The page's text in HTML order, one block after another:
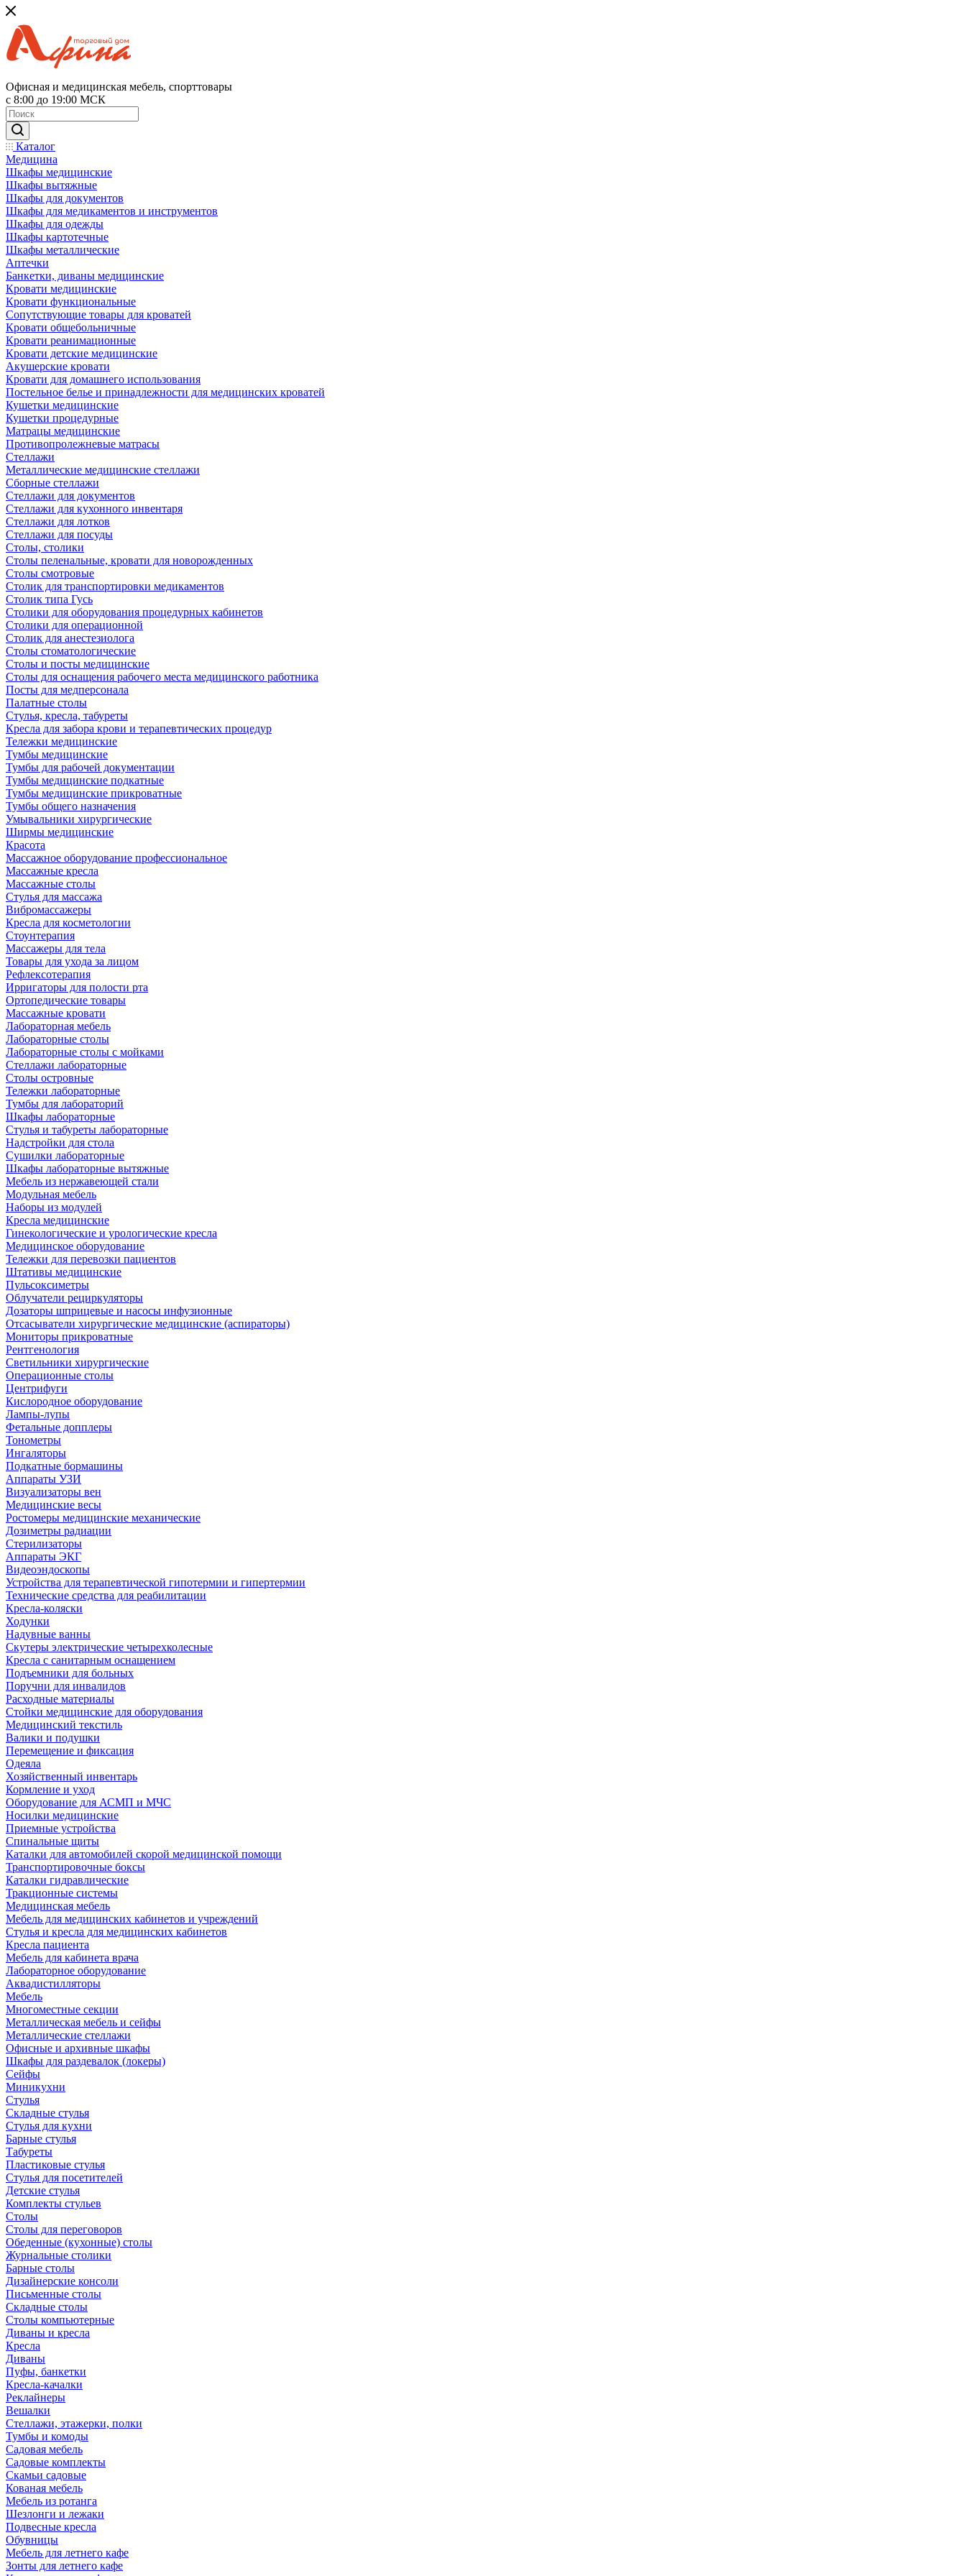
Офисная и медицинская мебель, спорттовары
с 8:00 до 19:00 МСК
Каталог
Медицина
Шкафы медицинские
Шкафы вытяжные
Шкафы для документов
Шкафы для медикаментов и инструментов
Шкафы для одежды
Шкафы картотечные
Шкафы металлические
Аптечки
Банкетки, диваны медицинские
Кровати медицинские
Кровати функциональные
Сопутствующие товары для кроватей
Кровати общебольничные
Кровати реанимационные
Кровати детские медицинские
Акушерские кровати
Кровати для домашнего использования
Постельное белье и принадлежности для медицинских кроватей
Кушетки медицинские
Кушетки процедурные
Матрацы медицинские
Противопролежневые матрасы
Стеллажи
Металлические медицинские стеллажи
Сборные стеллажи
Стеллажи для документов
Стеллажи для кухонного инвентаря
Стеллажи для лотков
Стеллажи для посуды
Столы, столики
Столы пеленальные, кровати для новорожденных
Столы смотровые
Столик для транспортировки медикаментов
Столик типа Гусь
Столики для оборудования процедурных кабинетов
Столики для операционной
Столик для анестезиолога
Столы стоматологические
Столы и посты медицинские
Столы для оснащения рабочего места медицинского работника
Посты для медперсонала
Палатные столы
Стулья, кресла, табуреты
Кресла для забора крови и терапевтических процедур
Тележки медицинские
Тумбы медицинские
Тумбы для рабочей документации
Тумбы медицинские подкатные
Тумбы медицинские прикроватные
Тумбы общего назначения
Умывальники хирургические
Ширмы медицинские
Красота
Массажное оборудование профессиональное
Массажные кресла
Массажные столы
Стулья для массажа
Вибромассажеры
Кресла для косметологии
Стоунтерапия
Массажеры для тела
Товары для ухода за лицом
Рефлексотерапия
Ирригаторы для полости рта
Ортопедические товары
Массажные кровати
Лабораторная мебель
Лабораторные столы
Лабораторные столы с мойками
Стеллажи лабораторные
Столы островные
Тележки лабораторные
Тумбы для лабораторий
Шкафы лабораторные
Стулья и табуреты лабораторные
Надстройки для стола
Сушилки лабораторные
Шкафы лабораторные вытяжные
Мебель из нержавеющей стали
Модульная мебель
Наборы из модулей
Кресла медицинские
Гинекологические и урологические кресла
Медицинское оборудование
Тележки для перевозки пациентов
Штативы медицинские
Пульсоксиметры
Облучатели рециркуляторы
Дозаторы шприцевые и насосы инфузионные
Отсасыватели хирургические медицинские (аспираторы)
Мониторы прикроватные
Рентгенология
Светильники хирургические
Операционные столы
Центрифуги
Кислородное оборудование
Лампы-лупы
Фетальные допплеры
Тонометры
Ингаляторы
Подкатные бормашины
Аппараты УЗИ
Визуализаторы вен
Медицинские весы
Ростомеры медицинские механические
Дозиметры радиации
Стерилизаторы
Аппараты ЭКГ
Видеоэндоскопы
Устройства для терапевтической гипотермии и гипертермии
Технические средства для реабилитации
Кресла-коляски
Ходунки
Надувные ванны
Скутеры электрические четырехколесные
Кресла с санитарным оснащением
Подъемники для больных
Поручни для инвалидов
Расходные материалы
Стойки медицинские для оборудования
Медицинский текстиль
Валики и подушки
Перемещение и фиксация
Одеяла
Хозяйственный инвентарь
Кормление и уход
Оборудование для АСМП и МЧС
Носилки медицинские
Приемные устройства
Спинальные щиты
Каталки для автомобилей скорой медицинской помощи
Транспортировочные боксы
Каталки гидравлические
Тракционные системы
Медицинская мебель
Мебель для медицинских кабинетов и учреждений
Стулья и кресла для медицинских кабинетов
Кресла пациента
Мебель для кабинета врача
Лабораторное оборудование
Аквадистилляторы
Мебель
Многоместные секции
Металлическая мебель и сейфы
Металлические стеллажи
Офисные и архивные шкафы
Шкафы для раздевалок (локеры)
Сейфы
Миникухни
Стулья
Складные стулья
Стулья для кухни
Барные стулья
Табуреты
Пластиковые стулья
Стулья для посетителей
Детские стулья
Комплекты стульев
Столы
Столы для переговоров
Обеденные (кухонные) столы
Журнальные столики
Барные столы
Дизайнерские консоли
Письменные столы
Складные столы
Столы компьютерные
Диваны и кресла
Кресла
Диваны
Пуфы, банкетки
Кресла-качалки
Реклайнеры
Вешалки
Стеллажи, этажерки, полки
Тумбы и комоды
Садовая мебель
Садовые комплекты
Скамьи садовые
Кованая мебель
Мебель из ротанга
Шезлонги и лежаки
Подвесные кресла
Обувницы
Мебель для летнего кафе
Зонты для летнего кафе